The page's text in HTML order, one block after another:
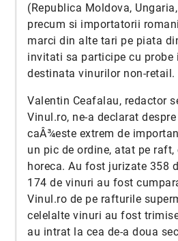
(Republica Moldova,
precum si importatorii
marci din alte tari pe piata
invitati sa participe cu probe
destinata vinurilor non-retail.
Valentin Ceafalau, redactor
Vinul.ro, ne-a declarat
caÂ¾este extrem de
un pic de ordine, atat pe raft,
horeca. Au fost jurizate 358
174 de vinuri au fost
Vinul.ro de pe rafturile
celelalte vinuri au fost
au intrat la cea de-a doua